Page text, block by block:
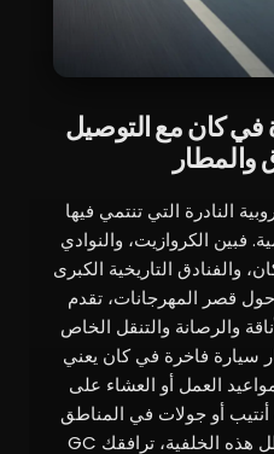
في كان مع التوصيل
والمطار
النادرة التي تنتمي فيها
فبين الكروازيت، والنوادي
والفنادق التاريخية الكبرى
حول قصر المهرجانات، تقدم
والرصانة والتنقل الخاص
سيارة فاخرة في كان يعني
العمل أو العشاء على
أنتيب أو جولات في المناطق
النائية في بروفنسال. في ظل هذه الخلفية، ترافقك GC